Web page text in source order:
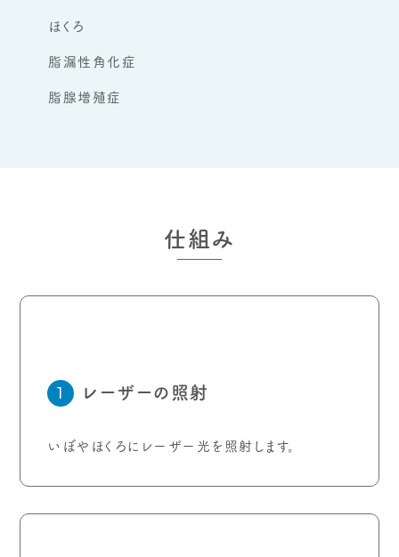
ほくろ
脂漏性角化症
脂腺増殖症
仕組み
1 レーザーの照射
いぼやほくろにレーザー光を照射します。